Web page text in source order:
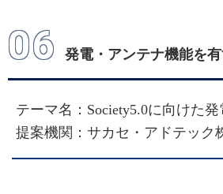
について
2022/06/22
革新的衛星技
06 発電・アンテナ機能を
テーマ名：Society5.0に向けた
提案機関：サカセ・アドテック